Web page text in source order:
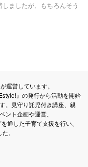
ましたが、もちろんそう
運営しています。
』の発行から活動を開始
。見守り託児付き講座、親
ント企画や運営、
通した子育て支援を行い、
。